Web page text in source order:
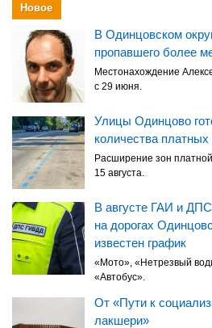
Новое
В Одинцовском
пропавшего более
Местонахождение
с 29 июня.
Улицы Одинцово
количества платных
Расширение зон
15 августа.
В августе ГАИ и
на дорогах
известен график
«Мото», «Нетрезвый
«Автобус».
От «Пути к
лакшери»